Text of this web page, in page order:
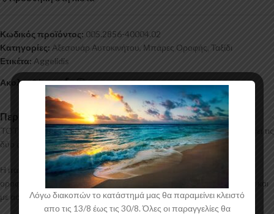
Κωδικός προϊόντος: 005.2856-40004.02
Κατηγορίες: Αξεσουάρ Αυτοκινήτου, Μπάρες Οροφής, Ταξίδι
Ετικέτα: Aggelidis
Ακολουθήστε:
Περιγραφή
TOTUS: Ένα ολοκληρωμένο κιτ από την CAM, το οποίο περιλαμβάνει τις
δύο αλουμινένιες μπάρες οροφής και τις βάσεις-πόδια τους (4).
Η ιταλική εταιρία CAM δημιουργεί ολοκληρωμένα πακέτα μπαρών
οροφής, σειρά TOTUS, τα οποία μπορούν να τοποθετηθούν εύκολα και
με ασφάλεια από εσάς.
Λόγω διακοπών το κατάστημά μας θα παραμείνει κλειστό
απο τις 13/8 έως τις 30/8. Όλες οι παραγγελίες θα